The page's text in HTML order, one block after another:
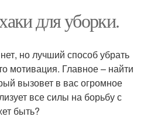
для уборки.
но лучший способ убрать
мотивация. Главное – найти
вызовет в вас огромное
все силы на борьбу с
быть?